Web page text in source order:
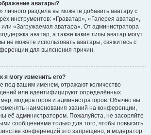
аватары?
личного раздела вы можете добавить аватару с
инструментов: «Граватар», «Галерея аватар»,
«Загружаемая аватара». От администратора
аватар, а также какие типы аватар могут
не можете использовать аватары, свяжитесь с
для выяснения причин.
я могу изменить его?
под вашим именем, отражают количество
или идентифицируют определённых
модераторов и администраторов. Обычно вы
наименования званий на конференции,
её администратором. Пожалуйста, не засоряйте
сообщениями только для того, чтобы повысить
конференций это запрещено, и модератор